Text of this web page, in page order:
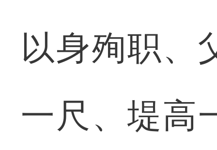
以身殉职、
一尺、堤高